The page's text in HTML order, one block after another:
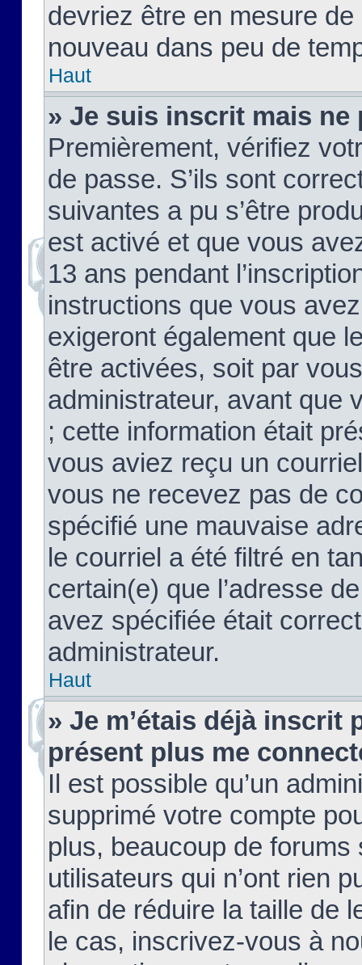
devriez être en mesure
nouveau dans peu de
Haut
» Je suis inscrit mais ne
Premièrement, vérifiez
de passe. S’ils sont
suivantes a pu s’être
est activé et que vous
13 ans pendant
instructions que vous
exigeront également que
être activées, soit par
administrateur, avant que
; cette information était
vous aviez reçu un
vous ne recevez pas de
spécifié une mauvaise
le courriel a été filtré en
certain(e) que l’adresse
avez spécifiée était
administrateur.
Haut
» Je m’étais déjà inscrit
présent plus me
Il est possible qu’un
supprimé votre compte
plus, beaucoup de
utilisateurs qui n’ont rien
afin de réduire la taille de
le cas, inscrivez-vous à